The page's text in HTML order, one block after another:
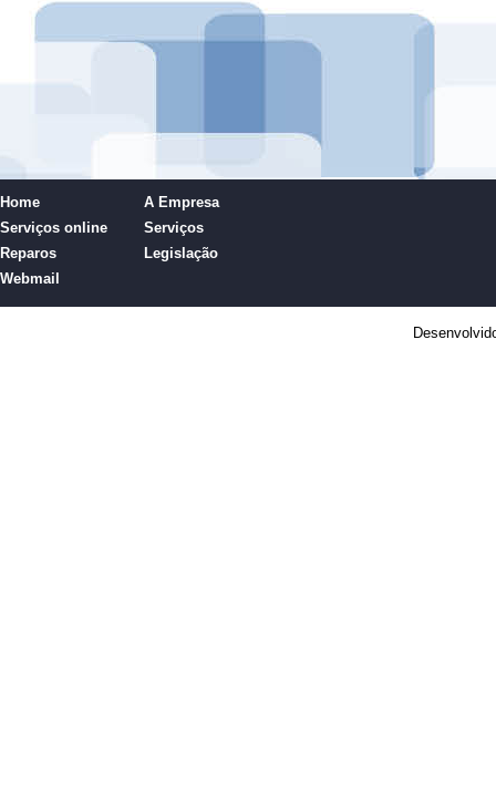
Home
A Empresa
Serviços online
Serviços
Reparos
Legislação
Webmail